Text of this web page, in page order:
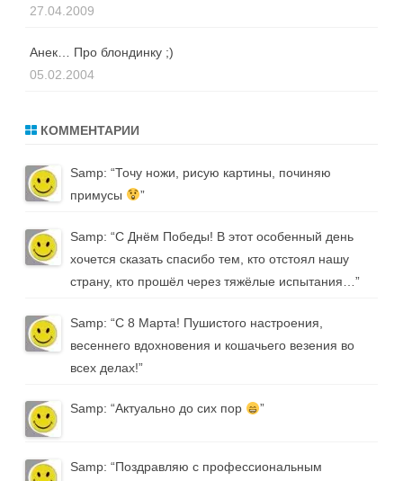
27.04.2009
Анек… Про блондинку ;)
05.02.2004
КОММЕНТАРИИ
Samp: “Точу ножи, рисую картины, починяю
примусы
”
Samp: “С Днём Победы! В этот особенный день
хочется сказать спасибо тем, кто отстоял нашу
страну, кто прошёл через тяжёлые испытания… ”
Samp: “С 8 Марта! Пушистого настроения,
весеннего вдохновения и кошачьего везения во
всех делах!”
Samp: “Актуально до сих пор ”
Samp: “Поздравляю с профессиональным